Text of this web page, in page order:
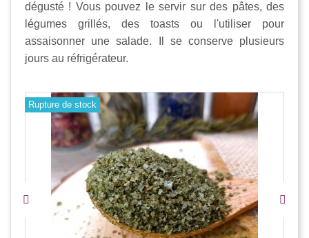
dégusté ! Vous pouvez le servir sur des pâtes, des
légumes grillés, des toasts ou l'utiliser pour
assaisonner une salade. Il se conserve plusieurs
jours au réfrigérateur.
Rupture de stock